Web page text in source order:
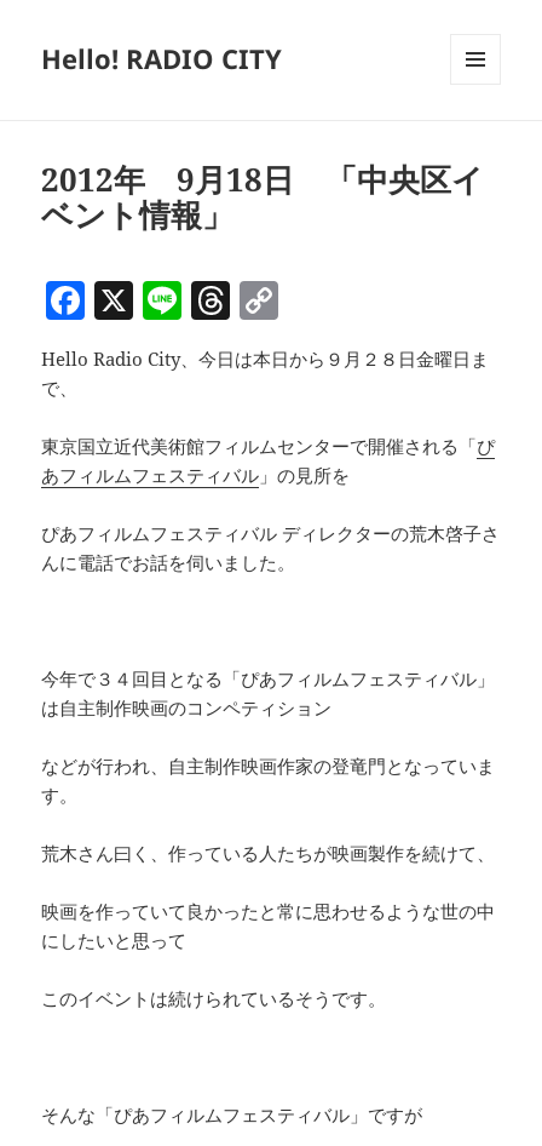
Hello! RADIO CITY
2012年 9月18日 「中央区イ
ベント情報」
F
a
c
b
o
o
k
X Li
n
e
T
h
re
d
s
o
p
Li
n
k
Hello Radio City、今日は本日から９月２８日金曜日ま
で、
東京国立近代美術館フィルムセンターで開催される「ぴ
あフィルムフェスティバル 」の見所を
ぴあフィルムフェスティバル ディレクターの荒木啓子さ
んに電話でお話を伺いました。
今年で３４回目となる「ぴあフィルムフェスティバル」
は自主制作映画のコンペティション
などが行われ、自主制作映画作家の登竜門となっていま
す。
荒木さん曰く、作っている人たちが映画製作を続けて、
映画を作っていて良かったと常に思わせるような世の中
にしたいと思って
このイベントは続けられているそうです。
そんな「ぴあフィルムフェスティバル」ですが